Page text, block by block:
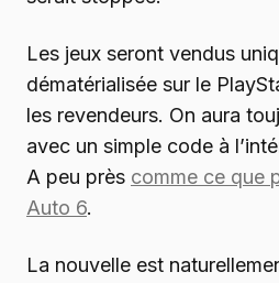
Les jeux seront vendus
dématérialisée sur le
les revendeurs. On aura
avec un simple code à
A peu près comme ce que
Auto 6.
La nouvelle est